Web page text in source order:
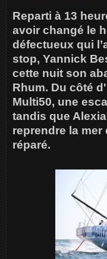
Reparti à 13
avoir changé le
défectueux qui
stop, Yannick
cette nuit son
Rhum. Du côté
Multi50, une
tandis que
reprendre la
réparé.